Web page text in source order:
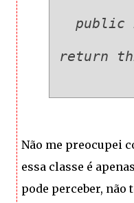
public
return
Não me preocupei
essa classe é
pode perceber, não